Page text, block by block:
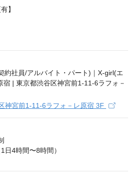
】
神宮前1-11-6ラフォ－レ原宿 3F
4時間〜8時間）